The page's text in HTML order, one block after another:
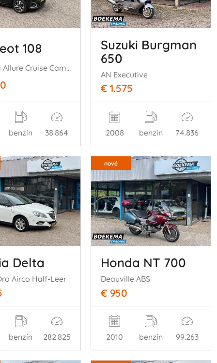
108
1.0 e-VTi Allure Cruise Camera Climate
benzín 38.864
Suzuki Burgman
650
AN Executive
€ 1.575
2008 benzín 74.836
Delta
Airco Half-Leer
benzín 282.825
nové
Honda NT 700
Deauville ABS
€ 950
2010 benzín 99.263